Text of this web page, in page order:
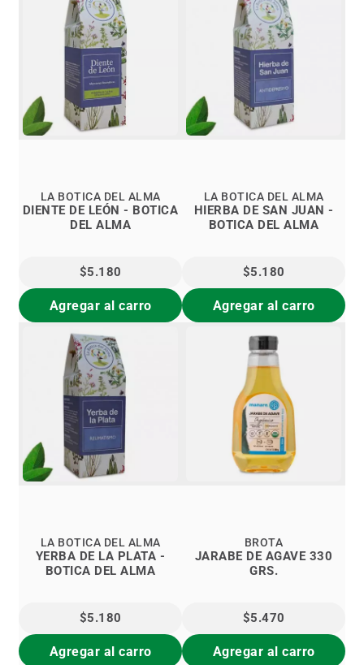
DIENTE DE LEÓN - BOTICA
DEL ALMA
LA BOTICA DEL ALMA
$5.180
Agregar al carro
HIERBA DE SAN JUAN -
BOTICA DEL ALMA
LA BOTICA DEL ALMA
$5.180
Agregar al carro
YERBA DE LA PLATA -
BOTICA DEL ALMA
LA BOTICA DEL ALMA
$5.180
Agregar al carro
JARABE DE AGAVE 330
GRS.
BROTA
$5.470
Agregar al carro